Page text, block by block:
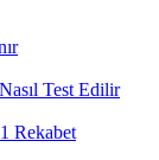
Test Edilir
Rekabet